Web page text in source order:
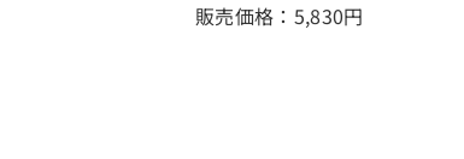
販売価格：5,830円